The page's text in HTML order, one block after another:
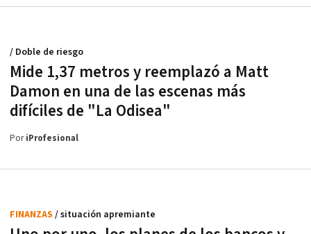
Mide 1,37 metros y reemplazó a Matt
Damon en una de las escenas más
difíciles de "La Odisea"
/ Doble de riesgo
PoriProfesional
FINANZAS / situación apremiante